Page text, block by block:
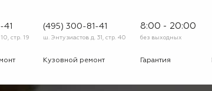
41
стр. 19
(495) 300-81-41
ш. Энтузиастов д. 31, стр. 40
8:00 - 20:00
без выходных
Кузовной ремонт Гарантия